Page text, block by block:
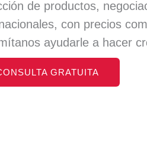
de productos,
con precios
ayudarle a hacer
GRATUITA